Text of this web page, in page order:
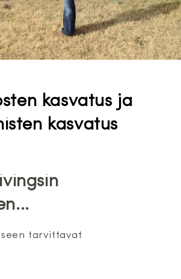
kasvatus ja
kasvatus
tarvittavat